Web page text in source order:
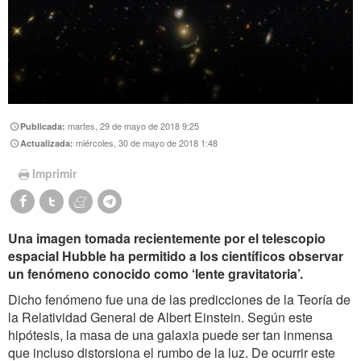
Publicada:martes, 29 de mayo de 2018 9:25
Actualizada:miércoles, 30 de mayo de 2018 1:48
Imprimir
Una imagen tomada recientemente por el telescopio
espacial Hubble ha permitido a los científicos observar
un fenómeno conocido como ‘lente gravitatoria’.
Dicho fenómeno fue una de las predicciones de la Teoría de
la Relatividad General de Albert Einstein. Según este
hipótesis, la masa de una galaxia puede ser tan inmensa
que incluso distorsiona el rumbo de la luz. De ocurrir este